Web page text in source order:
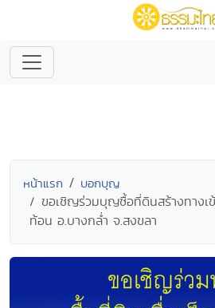
หน้าแรก บอกบุญ
ขอเชิญร่วมบุญซื้อที่ดินสร้างทางเ
ท้อน อ.บางกล่ำ จ.สงขลา